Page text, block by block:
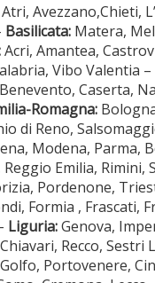
Avezzano,Chieti,
Basilicata:Matera,
Acri, Amantea,
Vibo Valentia –
Caserta,
Romagna:
di Reno,
Modena, Parma,
Reggio Emilia, Rimini,
Pordenone,
Formia , Frascati,
Liguria:Genova,
Recco,
Golfo, Portovenere,